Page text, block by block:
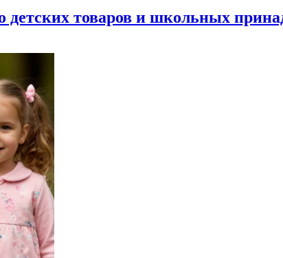
детских товаров и школьных